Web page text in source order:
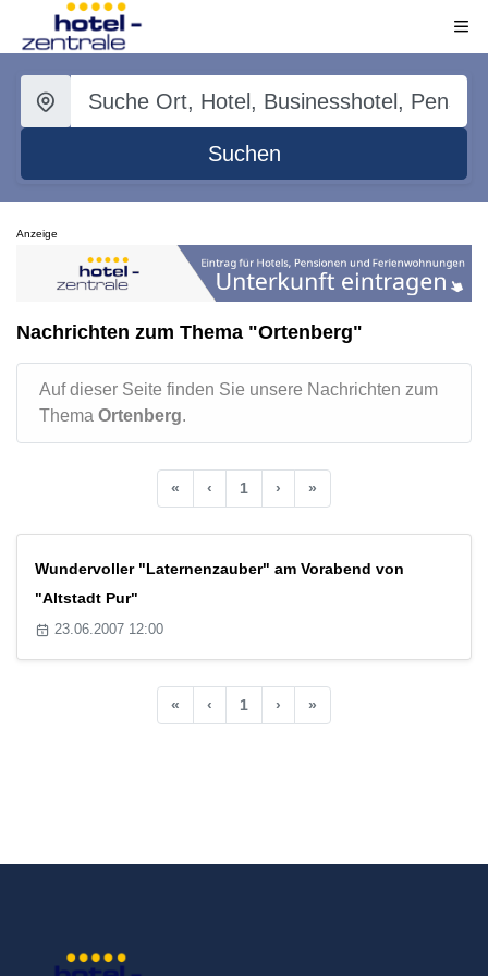
Suchen
Anzeige
Nachrichten zum Thema "Ortenberg"
Auf dieser Seite finden Sie unsere Nachrichten zum
Thema Ortenberg.
« ‹ 1 › »
Wundervoller "Laternenzauber" am Vorabend von
"Altstadt Pur"
23.06.2007 12:00
« ‹ 1 › »